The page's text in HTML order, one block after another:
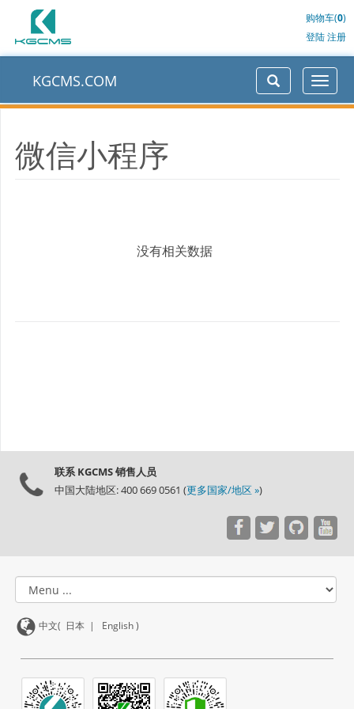
购物车(0)
登陆注册
KGCMS.COM
微信小程序
没有相关数据
联系 KGCMS 销售人员
中国大陆地区: 400 669 0561 (更多国家/地区 »)
中文( 日本| English)